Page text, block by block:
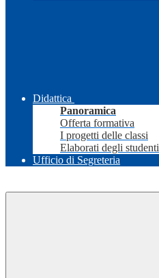
Didattica
Panoramica
Offerta formativa
I progetti delle classi
Elaborati degli studenti
Ufficio di Segreteria